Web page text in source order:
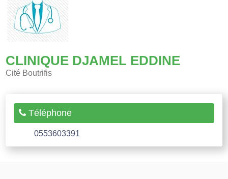
CLINIQUE DJAMEL EDDINE
Cité Boutrifis
Téléphone
0553603391